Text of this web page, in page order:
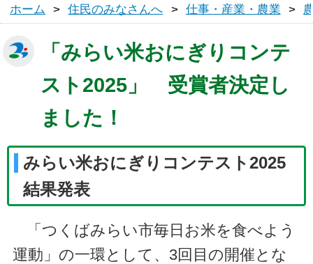
ホーム > 住民のみなさんへ > 仕事・産業・農業 >
「みらい米おにぎりコンテ
スト2025」 受賞者決定し
ました！
みらい米おにぎりコンテスト2025
結果発表
「つくばみらい市毎日お米を食べよう
運動」の一環として、3回目の開催とな